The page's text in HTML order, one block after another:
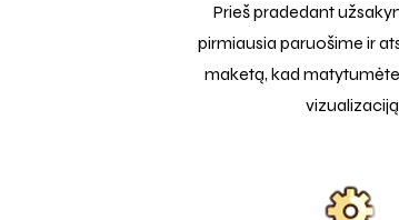
Prieš pradedant
pirmiausia paruošime ir
maketą, kad
vizualizaciją